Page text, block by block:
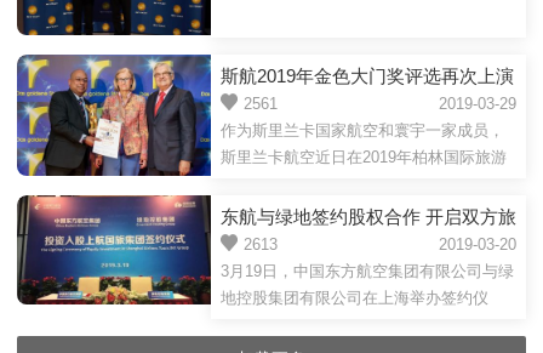
斯航2019年金色大门奖评选再次上演
帽子戏法，喜获三奖
2019-03-29
2561
作为斯里兰卡国家航空和寰宇一家成员，
斯里兰卡航空近日在2019年柏林国际旅游
次斩获三项大奖，又...
东航与绿地签约股权合作 开启双方旅
游产业转型升级
2019-03-20
2613
3月19日，中国东方航空集团有限公司与绿
地控股集团有限公司在上海举办签约仪